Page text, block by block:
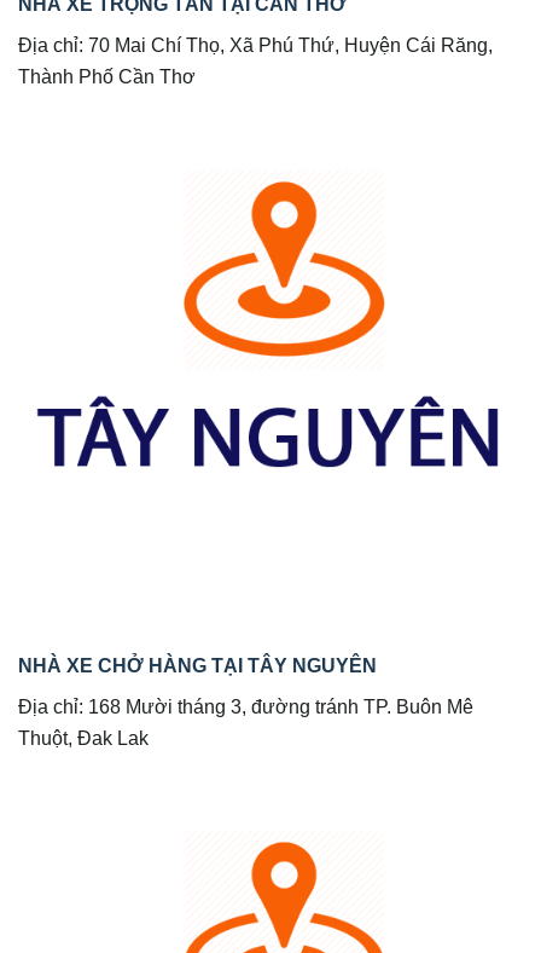
Địa chỉ: 70 Mai Chí Thọ, Xã Phú Thứ, Huyện Cái Răng,
Thành Phố Cần Thơ
NHÀ XE CHỞ HÀNG TẠI TÂY NGUYÊN
Địa chỉ: 168 Mười tháng 3, đường tránh TP. Buôn Mê
Thuột, Đak Lak